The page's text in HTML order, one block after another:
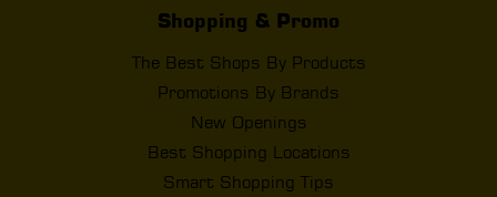
Shopping & Promo
The Best Shops By Products
Promotions By Brands
New Openings
Best Shopping Locations
Smart Shopping Tips